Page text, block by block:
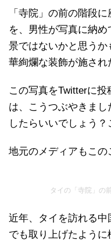
「寺院」の前の階段
を、男性が写真に納
景ではないかと思う
華絢爛な装飾が施され
この写真をTwitterに
は、こうつぶやきま
したらいいでしょう？
地元のメディアもこの
タイの「寺院」の
近年、タイを訪れる
でも取り上げたように